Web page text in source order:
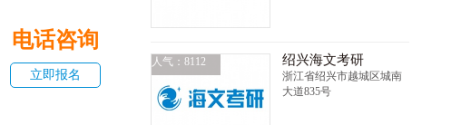
电话咨询
立即报名
人气：8112 绍兴海文考研
浙江省绍兴市越城区城南
大道835号